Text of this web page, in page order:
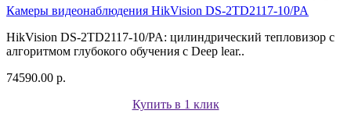
Камеры видеонаблюдения HikVision DS-2TD2117-10/PA
HikVision DS-2TD2117-10/PA: цилиндрический тепловизор с
алгоритмом глубокого обучения с Deep lear..
74590.00 р.
Купить в 1 клик